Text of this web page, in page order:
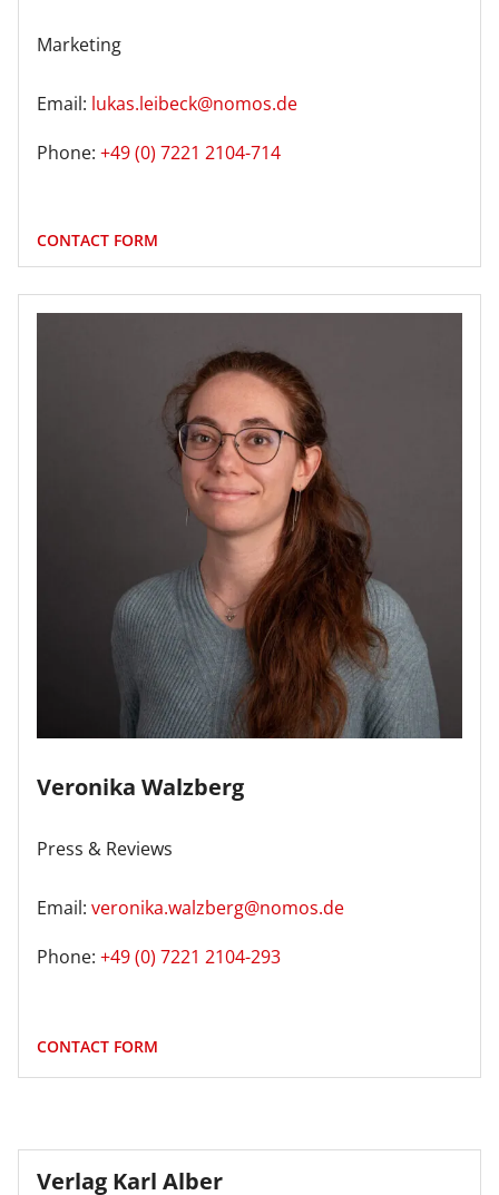
Marketing
Email: lukas.leibeck@nomos.de
Phone: +49 (0) 7221 2104-714
CONTACT FORM
Veronika Walzberg
Press & Reviews
Email: veronika.walzberg@nomos.de
Phone: +49 (0) 7221 2104-293
CONTACT FORM
Verlag Karl Alber